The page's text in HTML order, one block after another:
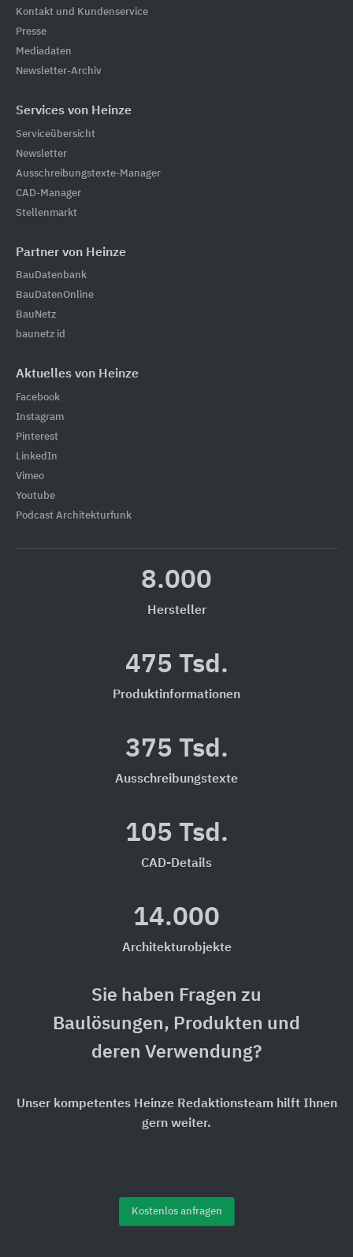
Kontakt und Kundenservice
Presse
Mediadaten
Newsletter-Archiv
Services von Heinze
Serviceübersicht
Newsletter
Ausschreibungstexte-Manager
CAD-Manager
Stellenmarkt
Partner von Heinze
BauDatenbank
BauDatenOnline
BauNetz
baunetz id
Aktuelles von Heinze
Facebook
Instagram
Pinterest
LinkedIn
Vimeo
Youtube
Podcast Architekturfunk
8.000
Hersteller
475 Tsd.
Produktinformationen
375 Tsd.
Ausschreibungstexte
105 Tsd.
CAD-Details
14.000
Architekturobjekte
Sie haben Fragen zu
Baulösungen, Produkten und
deren Verwendung?
Unser kompetentes Heinze Redaktionsteam hilft Ihnen
gern weiter.
Kostenlos anfragen